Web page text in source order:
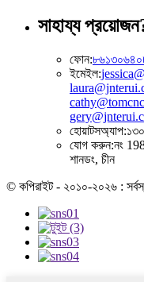
সাহায্য
ফোন:
ইমেইল:
হোয়াটসঅ্যাপ:
যোগ করুন:নং
শানডং, চীন
© কপিরাইট - ২০১০-২০২৬ :